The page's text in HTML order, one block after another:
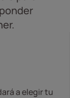
a elegir tu